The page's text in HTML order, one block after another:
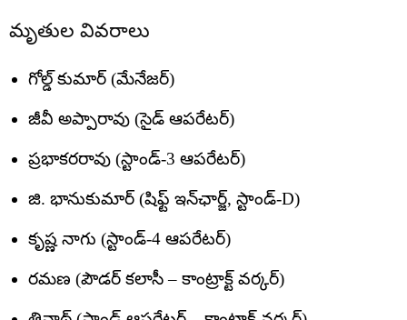
మృతుల వివరాలు
గోల్డ్ కుమార్ (మేనేజర్)
జీవీ అప్పారావు (సైడ్ ఆపరేటర్)
ప్రభాకరరావు (స్టాండ్-3 ఆపరేటర్)
జి. భానుకుమార్ (షిఫ్ట్ ఇన్‌ఛార్జ్, స్టాండ్-D)
కృష్ణ నాగు (స్టాండ్-4 ఆపరేటర్)
రమణ (పౌడర్ కలాసీ – కాంట్రాక్ట్ వర్కర్)